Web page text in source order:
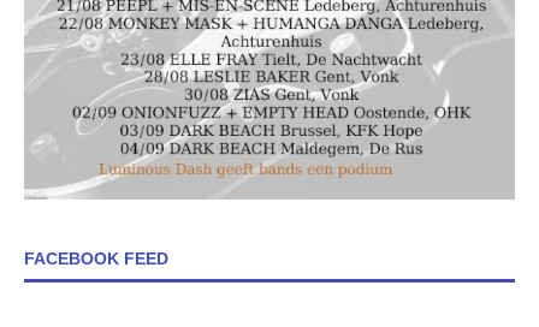
FACEBOOK FEED